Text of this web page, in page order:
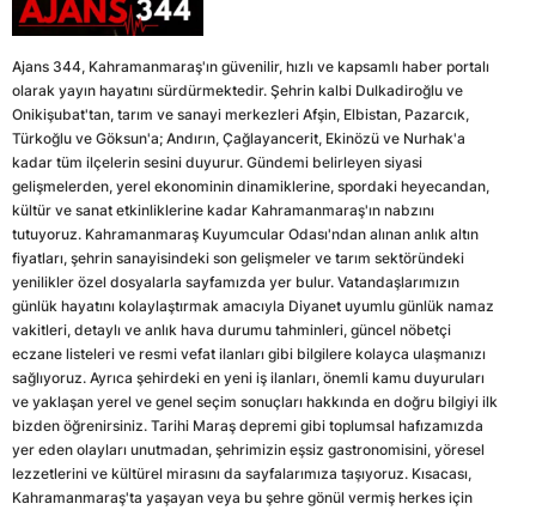
Ajans 344, Kahramanmaraş'ın güvenilir, hızlı ve kapsamlı haber portalı
olarak yayın hayatını sürdürmektedir. Şehrin kalbi Dulkadiroğlu ve
Onikişubat'tan, tarım ve sanayi merkezleri Afşin, Elbistan, Pazarcık,
Türkoğlu ve Göksun'a; Andırın, Çağlayancerit, Ekinözü ve Nurhak'a
kadar tüm ilçelerin sesini duyurur. Gündemi belirleyen siyasi
gelişmelerden, yerel ekonominin dinamiklerine, spordaki heyecandan,
kültür ve sanat etkinliklerine kadar Kahramanmaraş'ın nabzını
tutuyoruz. Kahramanmaraş Kuyumcular Odası'ndan alınan anlık altın
fiyatları, şehrin sanayisindeki son gelişmeler ve tarım sektöründeki
yenilikler özel dosyalarla sayfamızda yer bulur. Vatandaşlarımızın
günlük hayatını kolaylaştırmak amacıyla Diyanet uyumlu günlük namaz
vakitleri, detaylı ve anlık hava durumu tahminleri, güncel nöbetçi
eczane listeleri ve resmi vefat ilanları gibi bilgilere kolayca ulaşmanızı
sağlıyoruz. Ayrıca şehirdeki en yeni iş ilanları, önemli kamu duyuruları
ve yaklaşan yerel ve genel seçim sonuçları hakkında en doğru bilgiyi ilk
bizden öğrenirsiniz. Tarihi Maraş depremi gibi toplumsal hafızamızda
yer eden olayları unutmadan, şehrimizin eşsiz gastronomisini, yöresel
lezzetlerini ve kültürel mirasını da sayfalarımıza taşıyoruz. Kısacası,
Kahramanmaraş'ta yaşayan veya bu şehre gönül vermiş herkes için